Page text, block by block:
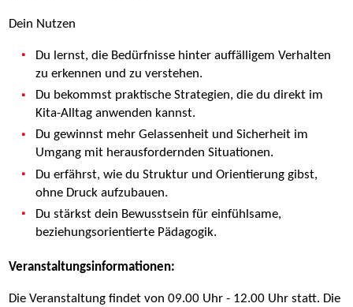
Dein Nutzen
Du lernst, die Bedürfnisse hinter auffälligem Verhalten
zu erkennen und zu verstehen.
Du bekommst praktische Strategien, die du direkt im
Kita-Alltag anwenden kannst.
Du gewinnst mehr Gelassenheit und Sicherheit im
Umgang mit herausfordernden Situationen.
Du erfährst, wie du Struktur und Orientierung gibst,
ohne Druck aufzubauen.
Du stärkst dein Bewusstsein für einfühlsame,
beziehungsorientierte Pädagogik.
Veranstaltungsinformationen:
Die Veranstaltung findet von 09.00 Uhr - 12.00 Uhr statt. Die